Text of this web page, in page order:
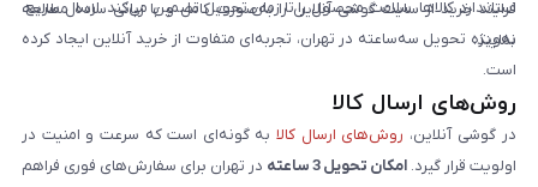
استاندارد کالاها، سلامت محصول را تا زمان تحویل تضمین می‌کند. ارسال سریع،
به‌ویژه تحویل سه‌ساعته در تهران، تجربه‌ای متفاوت از خرید آنلاین ایجاد کرده
است.
فرایند خرید از سایت گوشی آنلاین را به‌صورت کامل و با زبانی ساده مطالعه
نمایند.
روش‌های ارسال کالا
در گوشی آنلاین، روش‌های ارسال کالا به گونه‌ای است که سرعت و امنیت در
اولویت قرار گیرد. امکان تحویل 3 ساعته
در تهران برای سفارش‌های فوری فراهم